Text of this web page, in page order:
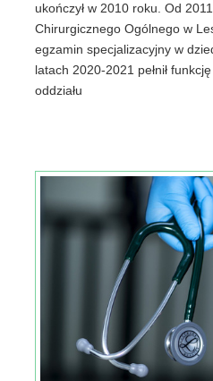
ukończył w 2010 roku. Od
Chirurgicznego Ogólnego w
egzamin specjalizacyjny w
latach 2020-2021 pełnił
oddziału